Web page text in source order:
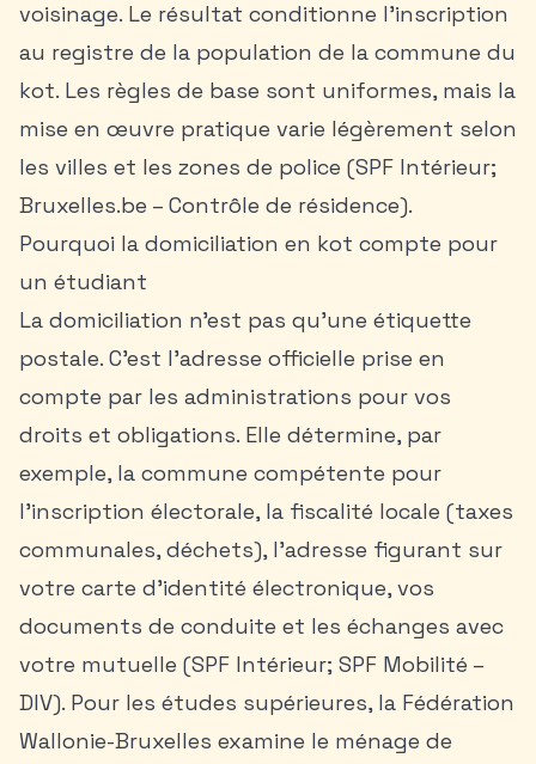
voisinage. Le résultat conditionne l’inscription
au registre de la population de la commune du
kot. Les règles de base sont uniformes, mais la
mise en œuvre pratique varie légèrement selon
les villes et les zones de police (SPF Intérieur;
Bruxelles.be – Contrôle de résidence).
Pourquoi la domiciliation en kot compte pour
un étudiant
La domiciliation n’est pas qu’une étiquette
postale. C’est l’adresse officielle prise en
compte par les administrations pour vos
droits et obligations. Elle détermine, par
exemple, la commune compétente pour
l’inscription électorale, la fiscalité locale (taxes
communales, déchets), l’adresse figurant sur
votre carte d’identité électronique, vos
documents de conduite et les échanges avec
votre mutuelle (SPF Intérieur; SPF Mobilité –
DIV). Pour les études supérieures, la Fédération
Wallonie-Bruxelles examine le ménage de